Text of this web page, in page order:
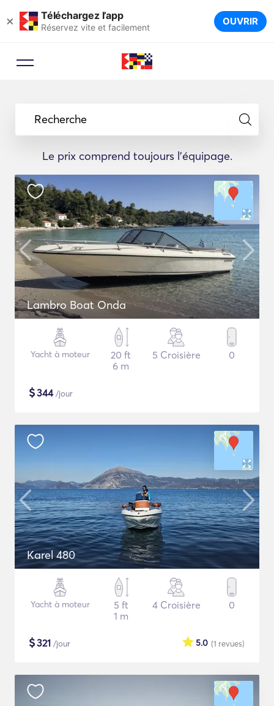
× Téléchargez l’app
Réservez vite et facilement OUVRIR
Recherche
Le prix comprend toujours l'équipage.
Lambro Boat Onda
Yacht à moteur
20 ft
6 m
5 Croisière 0
$344/jour
Karel 480
Yacht à moteur
5 ft
1 m
4 Croisière 0
$321 /jour (1 revues)
5.0